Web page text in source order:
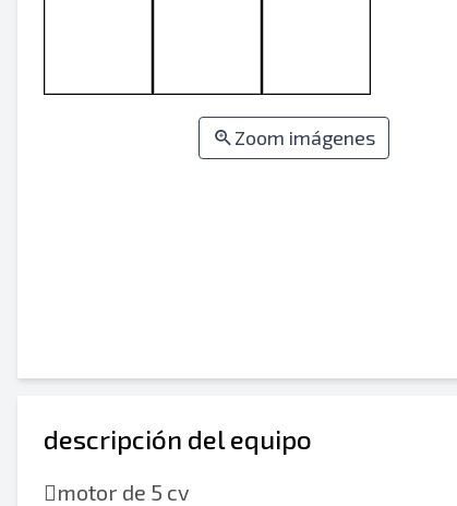
Zoom imágenes
descripción del equipo
motor de 5 cv